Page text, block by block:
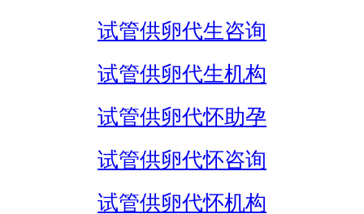
试管供卵代生咨询
试管供卵代生机构
试管供卵代怀助孕
试管供卵代怀咨询
试管供卵代怀机构